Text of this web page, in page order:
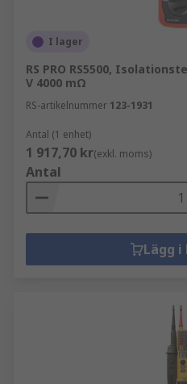
I lager
RS PRO RS5500,
V 4000 mΩ
RS-artikelnummer 123-1931
Antal (1 enhet)
1 917,70 kr(exkl. moms)
Antal
Lägg i